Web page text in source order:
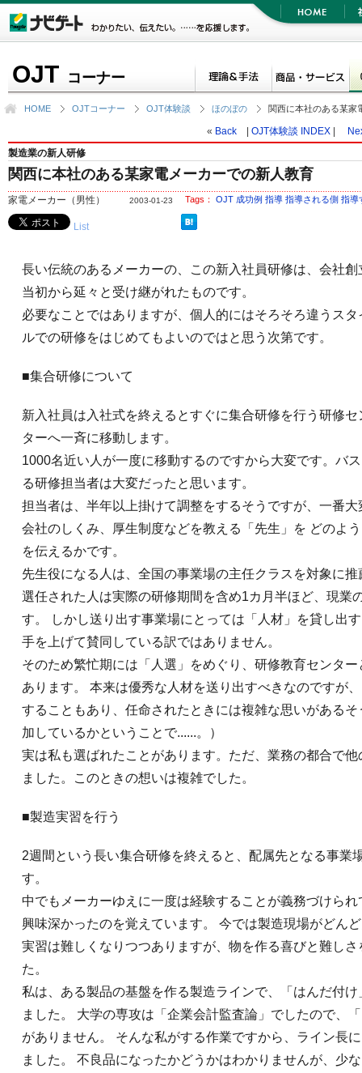
OJT コーナー
HOME OJTコーナー OJT体験談 ほのぼの 関西に本社のある某家
« Back| OJT体験談 INDEX|
製造業の新人研修
関西に本社のある某家電メーカーでの新人教育
家電メーカー（男性） 2003-01-23 Tags： OJT 成功例 指導 指導される側 指導
List
長い伝統のあるメーカーの、この新入社員研修は、会社創
当初から延々と受け継がれたものです。
必要なことではありますが、個人的にはそろそろ違うスタ
ルでの研修をはじめてもよいのではと思う次第です。
■集合研修について
新入社員は入社式を終えるとすぐに集合研修を行う研修セ
ターへ一斉に移動します。
1000名近い人が一度に移動するのですから大変です。バ
る研修担当者は大変だったと思います。
担当者は、半年以上掛けて調整をするそうですが、一番
会社のしくみ、厚生制度などを教える「先生」を どのよ
を伝えるかです。
先生役になる人は、全国の事業場の主任クラスを対象に
選任された人は実際の研修期間を含め1カ月半ほど、現業
す。 しかし送り出す事業場にとっては「人材」を貸し出
手を上げて賛同している訳ではありません。
そのため繁忙期には「人選」をめぐり、研修教育センタ
あります。 本来は優秀な人材を送り出すべきなのですが
することもあり、任命されたときには複雑な思いがある
加しているかということで......。）
実は私も選ばれたことがあります。ただ、業務の都合で
ました。このときの想いは複雑でした。
■製造実習を行う
2週間という長い集合研修を終えると、配属先となる事業
す。
中でもメーカーゆえに一度は経験することが義務づけら
興味深かったのを覚えています。 今では製造現場がどん
実習は難しくなりつつありますが、物を作る喜びと難し
た。
私は、ある製品の基盤を作る製造ラインで、「はんだ付
ました。 大学の専攻は「企業会計監査論」でしたので、
がありません。 そんな私がする作業ですから、ライン長
ました。 不良品になったかどうかはわかりませんが、少